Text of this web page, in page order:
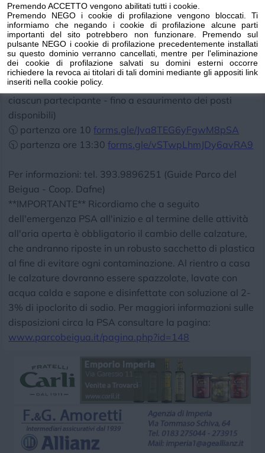
Premendo ACCETTO vengono abilitati tutti i cookie.
Premendo NEGO i cookie di profilazione vengono bloccati. Ti
informiamo che negando i cookie di profilazione alcune parti
importanti del sito potrebbero non funzionare. Premendo sul
pulsante NEGO i cookie di profilazione precedentemente installati
su questo dominio verranno cancellati, mentre per l'eliminazione
dei cookie di profilazione salvati su domini esterni occorre
richiedere la revoca ai titolari di tali domini mediante gli appositi link
inseriti nella cookie policy.
Difficoltà: escursione adatta a tutti
Iniziativa gratuita
Prenotazione obbligatoria on line entro il giorno
precedente alle ore 12 (cliccare sull'orario di partenza
prescelto per compilare il modulo di iscrizione - uno per
ciascun partecipante - fino a esaurimento dei posti
disponibili)
🕥 partenza ore 10forms.gle/Jva8TEG6yFgwM8pSA
🕥 partenza ore 13:30forms.gle/vSTwpLhmJDy6avRA9
Per informazioni: tel. 393.9896251 (Guide Parco del
Beigua - Coop. Dafne)
**IMPORTANTE** Ricordiamo che a seguito
dell'emergenza PSA all'inizio e al termine delle attività
all'aria aperta è obbligatorio il cambio delle calzature,
che andranno riposte in un robusto sacchetto di plastica
al fine di evitare ogni contaminazione. Al rientro a casa
le calzature dovranno essere spazzolate, lavate con
acqua calda e sapone e disinfettate con soluzione al 2-
3% di ipoclorito di sodio. Per maggiori informazioni sulle
disposizioni circa la PSA consultare la pagina:
www.parcobeigua.it/pagina.php?id=148